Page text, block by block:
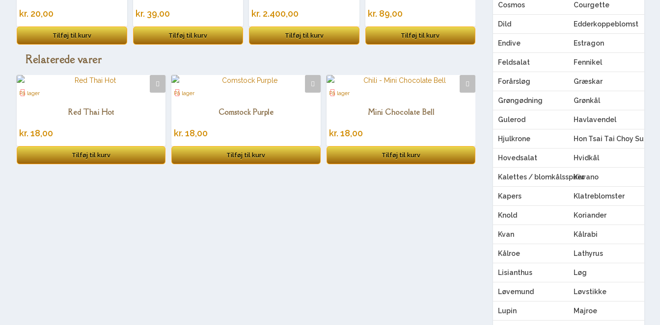
kr. 20,00
Tilføj til kurv
kr. 39,00
Tilføj til kurv
kr. 2.400,00
Tilføj til kurv
kr. 89,00
Tilføj til kurv
Relaterede varer
På lager
Red Thai Hot
kr. 18,00
Tilføj til kurv
På lager
Comstock Purple
kr. 18,00
Tilføj til kurv
På lager
Mini Chocolate Bell
kr. 18,00
Tilføj til kurv
Cosmos Courgette
Dild Edderkoppeblomst
Endive Estragon
Feldsalat Fennikel
Forårsløg Græskar
Grøngødning Grønkål
Gulerod Havlavendel
Hjulkrone Hon Tsai Tai Choy Sum
Hovedsalat Hvidkål
Kalettes / blomkålsspirerKiwano
Kapers Klatreblomster
Knold Koriander
Kvan Kålrabi
Kålroe Lathyrus
Lisianthus Løg
Løvemund Løvstikke
Lupin Majroe